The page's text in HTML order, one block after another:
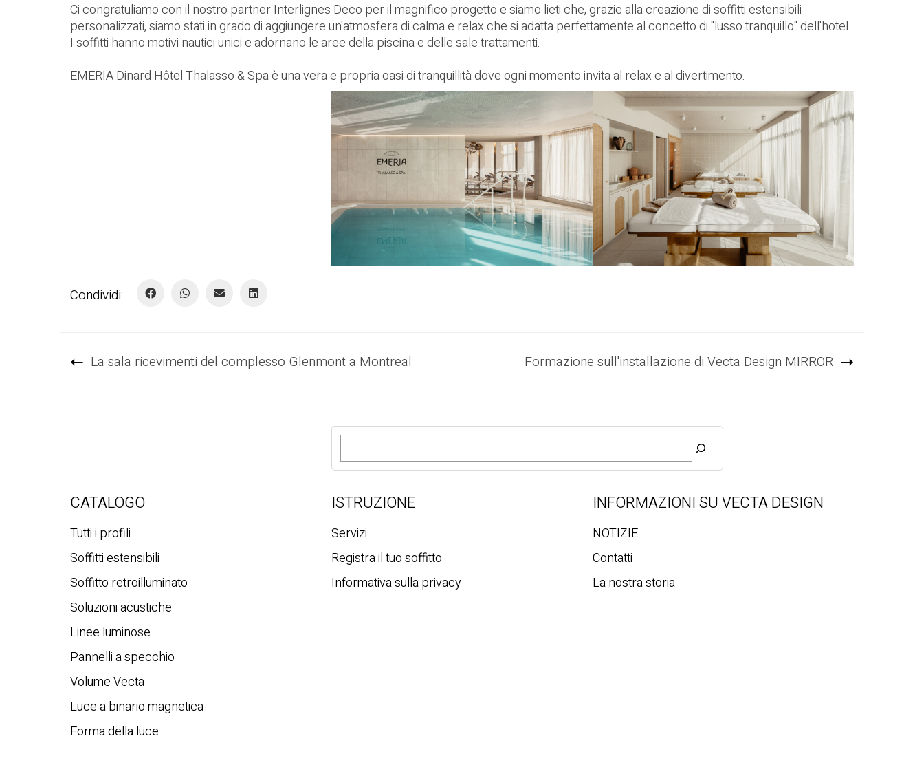
Ci congratuliamo con il nostro partner Interlignes Deco per il magnifico progetto e siamo lieti che, grazie alla creazione di soffitti estensibili
personalizzati, siamo stati in grado di aggiungere un'atmosfera di calma e relax che si adatta perfettamente al concetto di "lusso tranquillo" dell'hotel.
I soffitti hanno motivi nautici unici e adornano le aree della piscina e delle sale trattamenti.
EMERIA Dinard Hôtel Thalasso & Spa è una vera e propria oasi di tranquillità dove ogni momento invita al relax e al divertimento.
Condividi:
La sala ricevimenti del complesso Glenmont a Montreal Formazione sull'installazione di Vecta Design MIRROR
R
c
r
a
CATALOGO
Tutti i profili
Soffitti estensibili
Soffitto retroilluminato
Soluzioni acustiche
Linee luminose
Pannelli a specchio
Volume Vecta
Luce a binario magnetica
Forma della luce
ISTRUZIONE
Servizi
Registra il tuo soffitto
Informativa sulla privacy
INFORMAZIONI SU VECTA DESIGN
NOTIZIE
Contatti
La nostra storia